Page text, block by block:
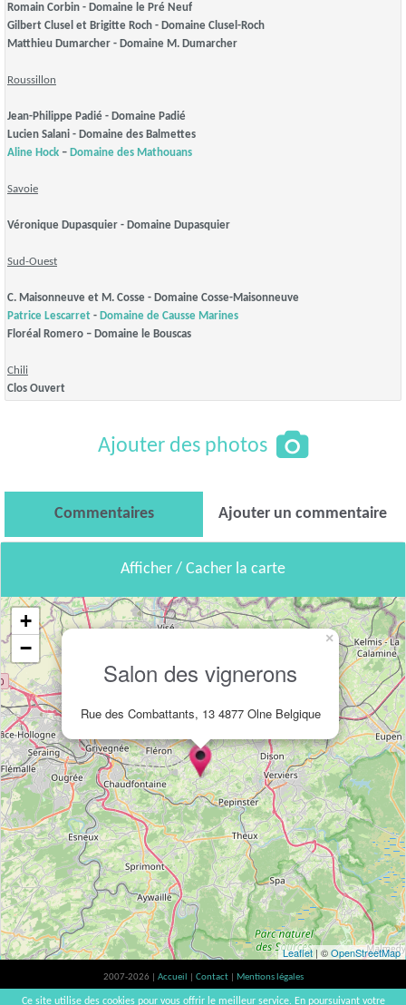
Romain Corbin - Domaine le Pré Neuf
Gilbert Clusel et Brigitte Roch - Domaine Clusel-Roch
Matthieu Dumarcher - Domaine M. Dumarcher
Roussillon
Jean-Philippe Padié - Domaine Padié
Lucien Salani - Domaine des Balmettes
Aline Hock – Domaine des Mathouans
Savoie
Véronique Dupasquier - Domaine Dupasquier
Sud-Ouest
C. Maisonneuve et M. Cosse - Domaine Cosse-Maisonneuve
Patrice Lescarret - Domaine de Causse Marines
Floréal Romero – Domaine le Bouscas
Chili
Clos Ouvert
Ajouter des photos
Commentaires Ajouter un commentaire
Afficher / Cacher la carte
Salon des vignerons
Rue des Combattants, 13 4877 Olne Belgique
×
+
−
Leaflet| ©OpenStreetMap
2007-2026 | Accueil Contact
Mentions légales
L'abus d'alcool est dangereux pour la santé, à consommer avec modération. |
Ce site utilise des cookies pour vous offrir le meilleur service. En poursuivant votre